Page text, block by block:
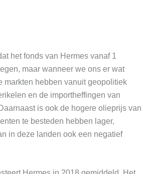
het fonds van Hermes vanaf 1
maar wanneer we ons er wat
markten hebben vanuit geopolitiek
en de importheffingen van
is ook de hogere olieprijs van
te besteden hebben lager,
in deze landen ook een negatief